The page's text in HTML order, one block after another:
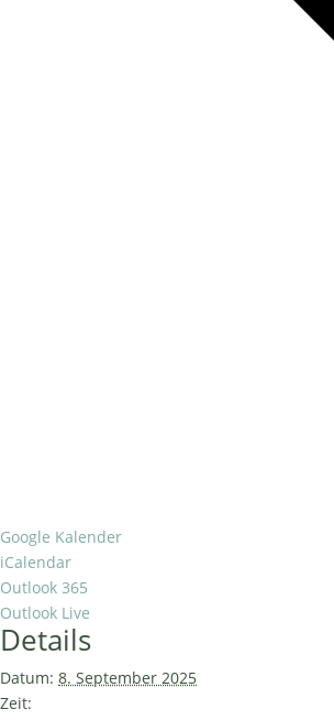
Google Kalender
iCalendar
Outlook 365
Outlook Live
Details
Datum: 8. September 2025
Zeit: